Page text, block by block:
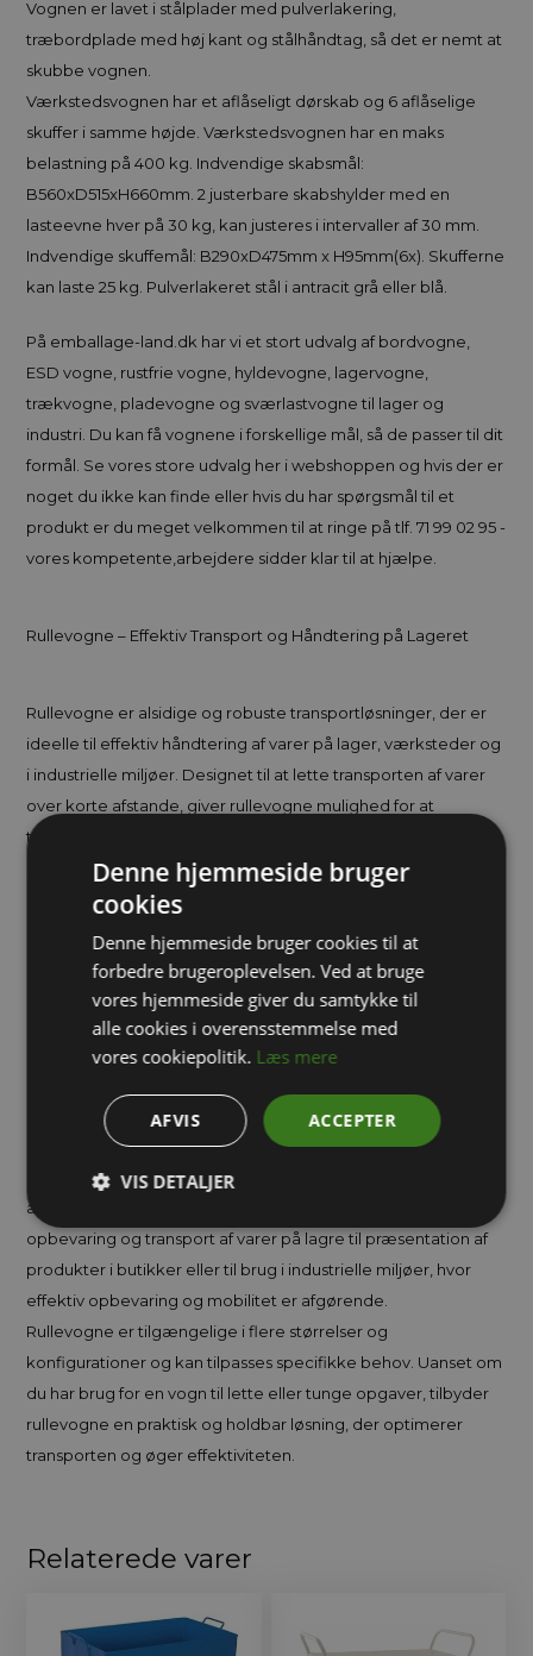
Vognen er lavet i stålplader med pulverlakering,
træbordplade med høj kant og stålhåndtag, så det er nemt at
skubbe vognen.
Værkstedsvognen har et aflåseligt dørskab og 6 aflåselige
skuffer i samme højde. Værkstedsvognen har en maks
belastning på 400 kg. Indvendige skabsmål:
B560xD515xH660mm. 2 justerbare skabshylder med en
lasteevne hver på 30 kg, kan justeres i intervaller af 30 mm.
Indvendige skuffemål: B290xD475mm x H95mm(6x). Skufferne
kan laste 25 kg. Pulverlakeret stål i antracit grå eller blå.
På emballage-land.dk har vi et stort udvalg af bordvogne,
ESD vogne, rustfrie vogne, hyldevogne, lagervogne,
trækvogne, pladevogne og sværlastvogne til lager og
industri. Du kan få vognene i forskellige mål, så de passer til dit
formål. Se vores store udvalg her i webshoppen og hvis der er
noget du ikke kan finde eller hvis du har spørgsmål til et
produkt er du meget velkommen til at ringe på tlf. 71 99 02 95 -
vores kompetente,arbejdere sidder klar til at hjælpe.
Rullevogne – Effektiv Transport og Håndtering på Lageret
Rullevogne er alsidige og robuste transportløsninger, der er
ideelle til effektiv håndtering af varer på lager, værksteder og
i industrielle miljøer. Designet til at lette transporten af varer
over korte afstande, giver rullevogne mulighed for at
transportere både lette og tunge laster hurtigt og effektivt,
samtidig med at de reducerer behovet for fysisk anstrengelse
og gentagne ture.
mulighed for at organisere og transportere flere varer på én
gang. De er udstyret med hjul, hvilket gør det muligt at
manøvrere vognen let, selv i trange områder eller på ujævne
overflader. Dette gør dem ideelle til både lager og
effektivitet i arbejdsgangene.
Disse vogne er designet til at kunne modstå hårde forhold,
hvilket gør dem til en pålidelig løsning i krævende
arbejdsmiljøer. De kan bruges til en bred vifte af opgaver, fra
opbevaring og transport af varer på lagre til præsentation af
produkter i butikker eller til brug i industrielle miljøer, hvor
effektiv opbevaring og mobilitet er afgørende.
Rullevogne er tilgængelige i flere størrelser og
konfigurationer og kan tilpasses specifikke behov. Uanset om
du har brug for en vogn til lette eller tunge opgaver, tilbyder
rullevogne en praktisk og holdbar løsning, der optimerer
transporten og øger effektiviteten.
Relaterede varer
Denne hjemmeside bruger
cookies
Denne hjemmeside bruger cookies til at
forbedre brugeroplevelsen. Ved at bruge
vores hjemmeside giver du samtykke til
alle cookies i overensstemmelse med
vores cookiepolitik. Læs mere
ACCEPTER
AFVIS
VIS DETALJER